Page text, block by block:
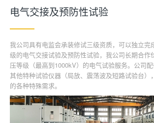
电气交接及预防性试验
我公司具有电监会承装修试三级资质，可以独立完
级的电气交接试验及预防性试验，我公司长期合作
压等级（最高到1000kV）的电气试验服务。公司
其他特种试验仪器（局放、震荡波及短路试验台）
的各种特殊需求。